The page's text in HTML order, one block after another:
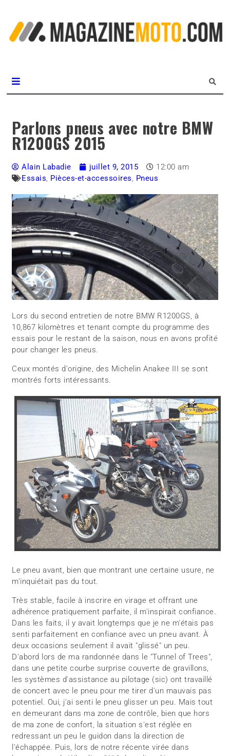
Parlons pneus avec notre BMW
R1200GS 2015
Alain Labadie juillet 9, 2015
12:00 am
Essais, Pièces-et-accessoires, Pneus
Lors du second entretien de notre BMW R1200GS, à
10,867 kilomètres et tenant compte du programme des
essais pour le restant de la saison, nous en avons profité
pour changer les pneus.
Ceux montés d'origine, des Michelin Anakee III se sont
montrés forts intéressants.
Le pneu avant, bien que montrant une certaine usure, ne
m'inquiétait pas du tout.
Très stable, facile à inscrire en virage et offrant une
adhérence pratiquement parfaite, il m'inspirait confiance.
Dans les faits, il y avait longtemps que je ne m'étais pas
senti parfaitement en confiance avec un pneu avant. À
deux occasions seulement il avait "glissé" un peu.
D'abord lors de ma randonnée dans le "Tunnel of Trees",
dans une petite courbe surprise couverte de gravillons,
les systèmes d'assistance au pilotage (sic) ont travaillé
de concert avec le pneu pour me tirer d'un mauvais pas
potentiel. Oui, j'ai senti le pneu glisser un peu. Mais tout
en demeurant dans ma zone de contrôle, bien que hors
de ma zone de confort, la situation s'est réglée en
redressant un peu le guidon dans la direction de
l'échappée. Puis, lors de notre récente virée dans